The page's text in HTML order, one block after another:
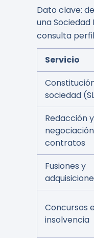
Dato clave:
una
consulta
Servicio
sociedad
Redacción y
contratos
Fusiones y
Concursos
insolvencia